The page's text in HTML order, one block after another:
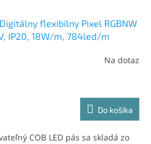
flexibílny Pixel RGBNW
IP20, 18W/m, 784led/m
Na dotaz
Do košíka
COB LED pás sa skladá zo